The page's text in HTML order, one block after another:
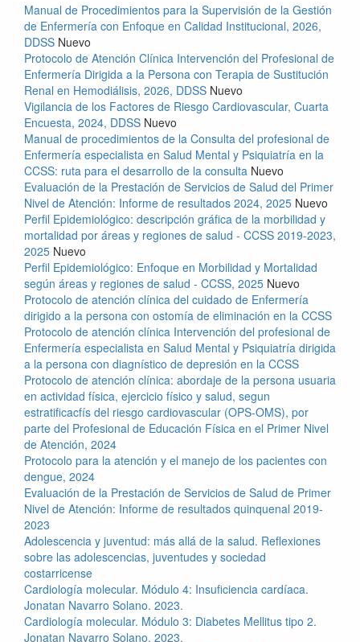
Manual de Procedimientos para la Supervisión de la Gestión
de Enfermería con Enfoque en Calidad Institucional, 2026,
DDSS Nuevo
Protocolo de Atención Clínica Intervención del Profesional de
Enfermería Dirigida a la Persona con Terapia de Sustitución
Renal en Hemodiálisis, 2026, DDSS Nuevo
Vigilancia de los Factores de Riesgo Cardiovascular, Cuarta
Encuesta, 2024, DDSS Nuevo
Manual de procedimientos de la Consulta del profesional de
Enfermería especialista en Salud Mental y Psiquiatría en la
CCSS: ruta para el desarrollo de la consulta Nuevo
Evaluación de la Prestación de Servicios de Salud del Primer
Nivel de Atención: Informe de resultados 2024, 2025 Nuevo
Perfil Epidemiológico: descripción gráfica de la morbilidad y
mortalidad por áreas y regiones de salud - CCSS 2019-2023,
2025 Nuevo
Perfil Epidemiológico: Enfoque en Morbilidad y Mortalidad
según áreas y regiones de salud - CCSS, 2025 Nuevo
Protocolo de atención clínica del cuidado de Enfermería
dirigido a la persona con ostomía de eliminación en la CCSS
Protocolo de atención clínica Intervención del profesional de
Enfermería especialista en Salud Mental y Psiquiatría dirigida
a la persona con diagnístico de depresión en la CCSS
Protocolo de atención clínica: abordaje de la persona usuaria
en actividad física, ejercicio físico y salud, segun
estratificacfís del riesgo cardiovascular (OPS-OMS), por
parte del Profesional de Educación Física en el Primer Nivel
de Atención, 2024
Protocolo para la atención y el manejo de los pacientes con
dengue, 2024
Evaluación de la Prestación de Servicios de Salud de Primer
Nivel de Atención: Informe de resultados quinquenal 2019-
2023
Adolescencia y juventud: más allá de la salud. Reflexiones
sobre las adolescencias, juventudes y sociedad
costarricense
Cardiología molecular. Módulo 4: Insuficiencia cardíaca.
Jonatan Navarro Solano. 2023.
Cardiología molecular. Módulo 3: Diabetes Mellitus tipo 2.
Jonatan Navarro Solano. 2023.